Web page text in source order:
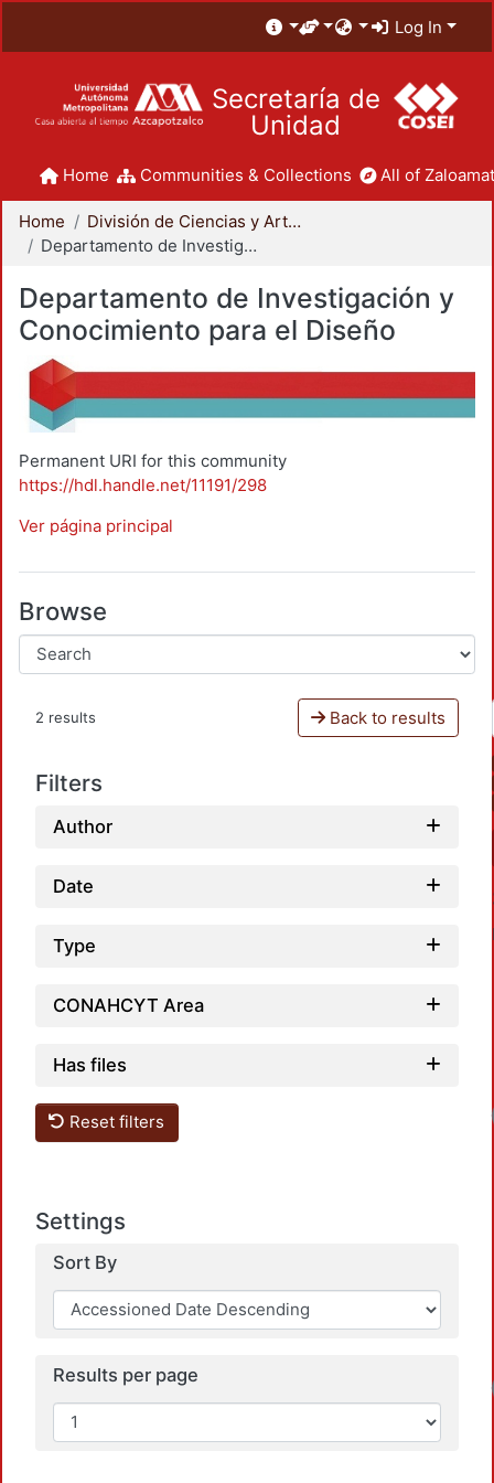
Log In
Secretaría de
Unidad
Home Communities & Collections All of
Home
División de Ciencias y Artes para el Diseño
Departamento de Investigación y Conocimiento para el Diseño
Departamento de Investigación y
Conocimiento para el Diseño
Permanent URI for this community
https://hdl.handle.net/11191/298
Ver página principal
Browse
2 results Back to results
Filters
Author
Date
Type
CONAHCYT Area
Has files
Reset filters
Settings
Sort By
Results per page